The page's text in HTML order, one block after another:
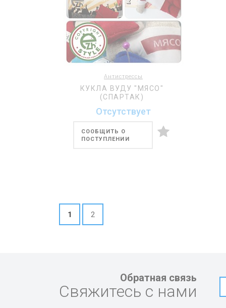
Антистрессы
КУКЛА ВУДУ "МЯСО"
(СПАРТАК)
Отсутствует
СООБЩИТЬ О
ПОСТУПЛЕНИИ
1 2
Обратная связь
Свяжитесь с нами